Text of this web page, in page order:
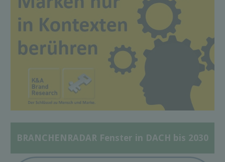
BRANCHENRADAR Fenster in DACH bis 2030